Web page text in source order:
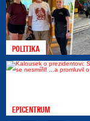
POLITIKA
EPICENTRUM